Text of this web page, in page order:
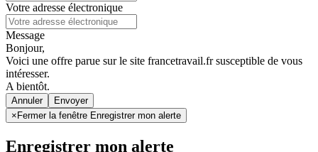
Votre adresse électronique
Message
Bonjour,
Voici une offre parue sur le site francetravail.fr susceptible de vous
intéresser.
A bientôt.
Annuler
× Fermer la fenêtre Enregistrer mon alerte
Enregistrer mon alerte